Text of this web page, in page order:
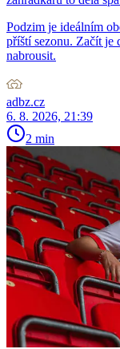
Podzim je ideálním
příští sezonu. Začít je
nabrousit.
adbz.cz
6. 8. 2026, 21:39
2 min